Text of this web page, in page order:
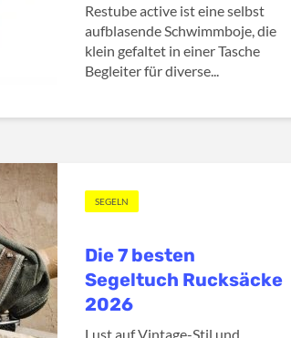
Restube active ist eine selbst
aufblasende Schwimmboje, die
klein gefaltet in einer Tasche
Begleiter für diverse...
SEGELN
Die 7 besten
Segeltuch Rucksäcke
2026
Lust auf Vintage-Stil und